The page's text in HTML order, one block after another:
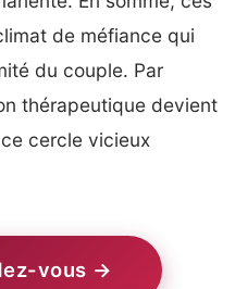
de méfiance qui
du couple. Par
thérapeutique devient
cercle vicieux
vous →